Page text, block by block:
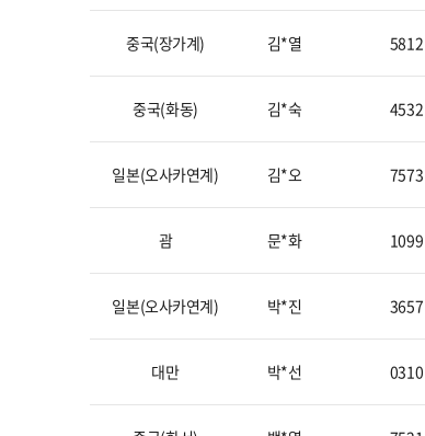
중국(장가계) 김*열 5812
중국(화동) 김*숙 4532
일본(오사카연계) 김*오 7573
괌 문*화 1099
일본(오사카연계) 박*진 3657
대만 박*선 0310